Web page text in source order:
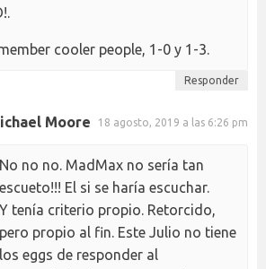
cooler people, 1-0 y 1-3.
Responder
Moore 18 agosto, 2019 a las 6:26 pm
No no no. MadMax no sería tan
escueto!!! El si se haría escuchar.
Y tenía criterio propio. Retorcido,
pero propio al fin. Este Julio no tiene
los eggs de responder al